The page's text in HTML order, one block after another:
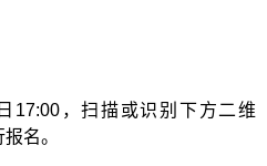
日 17:00，扫描或识别下方二维
名。